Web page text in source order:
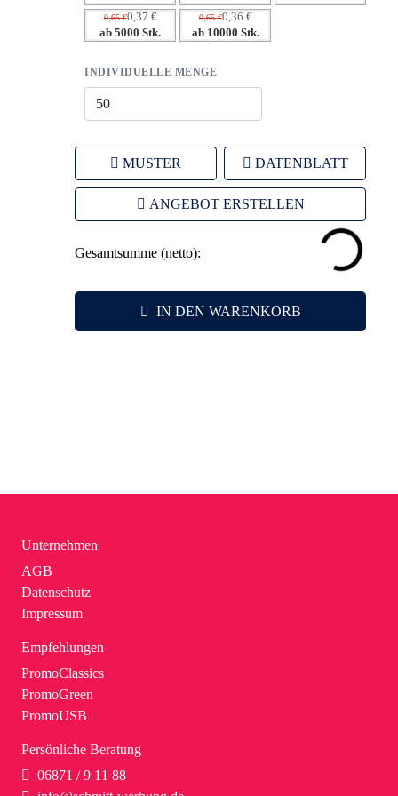
0,65 €0,37 €
ab 5000 Stk.
0,65 €0,36 €
ab 10000 Stk.
INDIVIDUELLE MENGE
MUSTER DATENBLATT
ANGEBOT ERSTELLEN
Gesamtsumme (netto):
IN DEN WARENKORB
Unternehmen
AGB
Datenschutz
Impressum
Empfehlungen
PromoClassics
PromoGreen
PromoUSB
Persönliche Beratung
06871 / 9 11 88